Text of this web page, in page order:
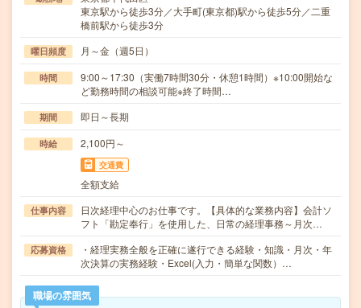
東京駅から徒歩3分／大手町(東京都)駅から徒歩5分／二重
橋前駅から徒歩3分
曜日頻度 月～金（週5日）
時間
9:00～17:30（実働7時間30分・休憩1時間）※10:00開始な
ど勤務時間の相談可能※終了時間…
期間 即日～長期
時給 2,100円～
交通費
全額支給
仕事内容
日次経理中心のお仕事です。【具体的な業務内容】会計ソ
フト「勘定奉行」を使用した、日常の経理事務～月次…
応募資格
・経理実務全般を正確に遂行できる経験・知識・月次・年
次決算の実務経験・Excel(入力・簡単な関数）…
職場の雰囲気